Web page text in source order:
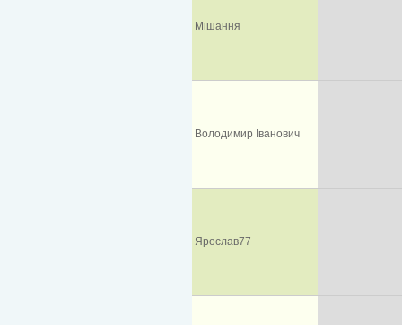
Мішання
Володимир Іванович
Ярослав77